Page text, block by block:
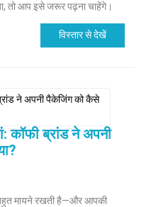
तो आप इसे जरूर पढ़ना चाहेंगे।
विस्तार से देखें
कॉफी ब्रांड ने अपनी
बहुत मायने रखती है—और आपकी